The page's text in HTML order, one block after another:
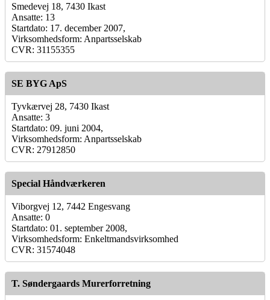
Smedevej 18, 7430 Ikast
Ansatte: 13
Startdato: 17. december 2007,
Virksomhedsform: Anpartsselskab
CVR: 31155355
SE BYG ApS
Tyvkærvej 28, 7430 Ikast
Ansatte: 3
Startdato: 09. juni 2004,
Virksomhedsform: Anpartsselskab
CVR: 27912850
Special Håndværkeren
Viborgvej 12, 7442 Engesvang
Ansatte: 0
Startdato: 01. september 2008,
Virksomhedsform: Enkeltmandsvirksomhed
CVR: 31574048
T. Søndergaards Murerforretning